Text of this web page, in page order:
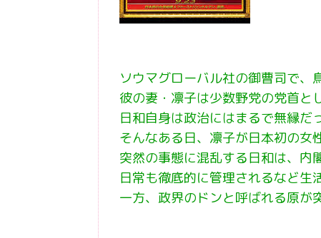
ソウマグローバル社の御曹司で、
彼の妻・凛子は少数野党の党首と
日和自身は政治にはまるで無縁だ
そんなある日、凛子が日本初の女
突然の事態に混乱する日和は、内
日常も徹底的に管理されるなど生
一方、政界のドンと呼ばれる原が